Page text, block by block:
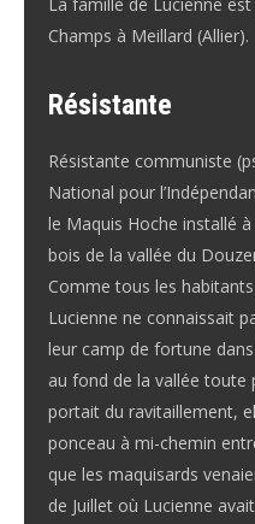
Champs à Meillard (Allier).
Résistante
Résistante communiste
National pour
le Maquis Hoche installé
bois de la vallée du
Comme tous les
Lucienne ne connaissait
leur camp de fortune
au fond de la vallée toute
portait du ravitaillement,
ponceau à mi-chemin
que les maquisards
de Juillet où Lucienne